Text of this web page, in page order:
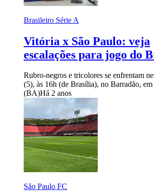
Brasileiro Série A
Vitória x São Paulo: veja
escalações para jogo do
Rubro-negros e tricolores se enfrentam
(5), às 16h (de Brasília), no Barradão,
(BA)Há 2 anos
São Paulo FC